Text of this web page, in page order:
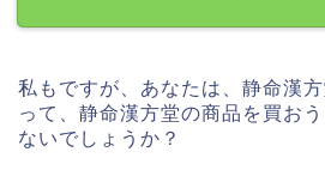
私もですが、あなたは、静命漢
って、静命漢方堂の商品を買お
ないでしょうか？